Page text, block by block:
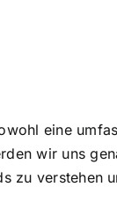
eine
wir uns
zu verstehen